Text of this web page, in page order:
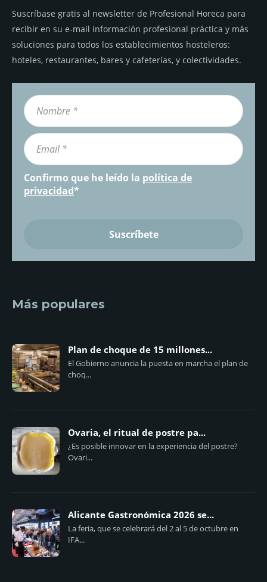
Suscríbase gratis al newsletter de Profesional Horeca para
recibir en su e-mail información profesional práctica y más
soluciones para todos los establecimientos hosteleros:
hoteles, restaurantes, bares y cafeterías, y colectividades.
Confirmo que he leído la política de
privacidad*
Más populares
Plan de choque de 15 millones...
El Gobierno anuncia la puesta en marcha el plan de
choq...
Ovaria, el ritual de postre pa...
¿Es posible innovar en la experiencia del postre?
Ovari...
Alicante Gastronómica 2026 se...
La feria, que se celebrará del 2 al 5 de octubre en
IFA...